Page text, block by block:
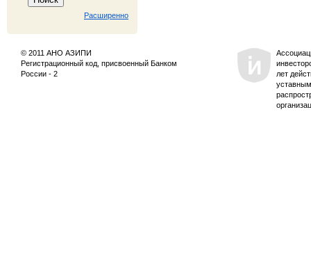
Расширенно
© 2011 АНО АЗИПИ
Регистрационный код, присвоенный Банком
России - 2
лет